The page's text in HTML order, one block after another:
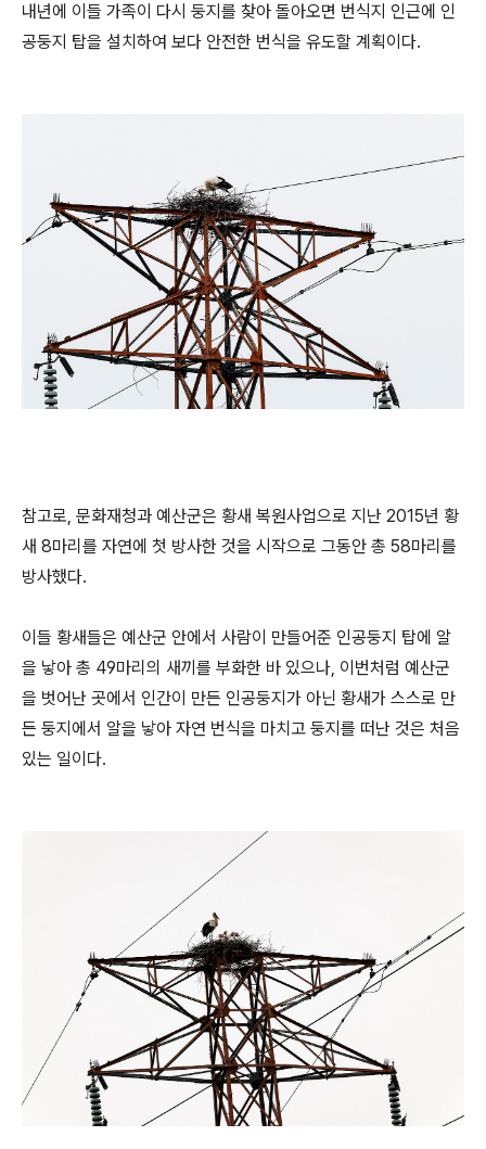
내년에 이들 가족이 다시 둥지를 찾아 돌아오면 번식지 인근에 인
공둥지 탑을 설치하여 보다 안전한 번식을 유도할 계획이다.
참고로, 문화재청과 예산군은 황새 복원사업으로 지난 2015년 황
새 8마리를 자연에 첫 방사한 것을 시작으로 그동안 총 58마리를
방사했다.
이들 황새들은 예산군 안에서 사람이 만들어준 인공둥지 탑에 알
을 낳아 총 49마리의 새끼를 부화한 바 있으나, 이번처럼 예산군
을 벗어난 곳에서 인간이 만든 인공둥지가 아닌 황새가 스스로 만
든 둥지에서 알을 낳아 자연 번식을 마치고 둥지를 떠난 것은 처음
있는 일이다.